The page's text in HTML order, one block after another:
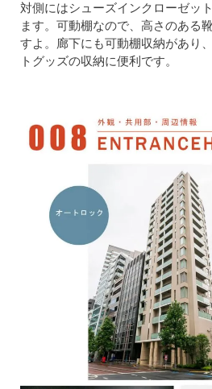
対側にはシューズインクローゼッ
ます。可動棚なので、高さのある
すよ。廊下にも可動棚収納があり
トグッズの収納に便利です。